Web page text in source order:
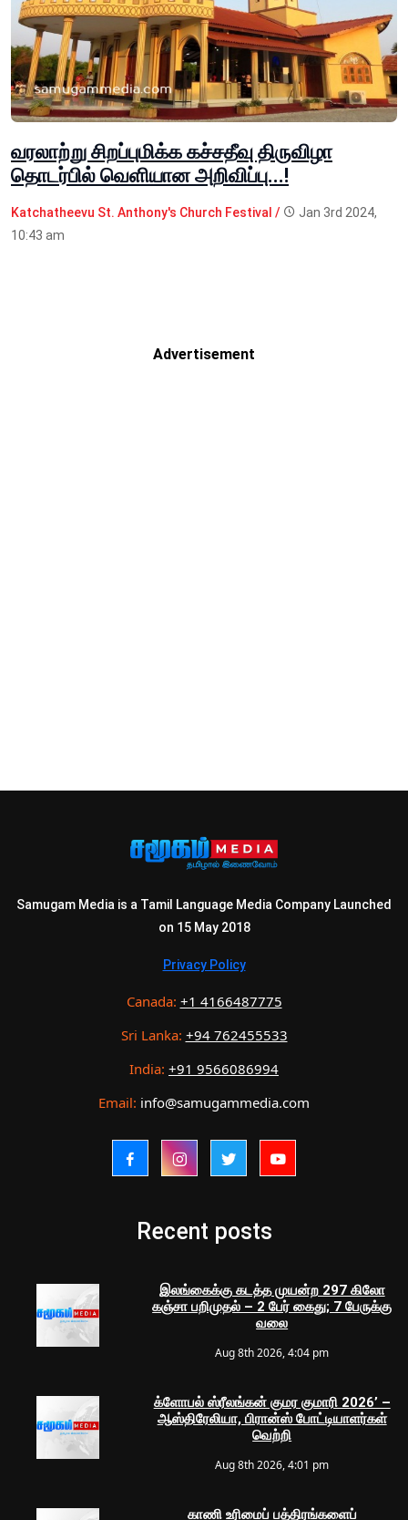
வரலாற்று சிறப்புமிக்க கச்சதீவு திருவிழா
தொடர்பில் வெளியான அறிவிப்பு...!
Katchatheevu St. Anthony's Church Festival /
Jan 3rd 2024,
10:43 am
Advertisement
Samugam Media is a Tamil Language Media Company Launched
on 15 May 2018
Privacy Policy
Canada: +1 4166487775
Sri Lanka: +94 762455533
India: +91 9566086994
Email: info@samugammedia.com
Recent posts
இலங்கைக்கு கடத்த முயன்ற 297 கிலோ
கஞ்சா பறிமுதல் – 2 பேர் கைது; 7 பேருக்கு
வலை
Aug 8th 2026, 4:04 pm
க்ளோபல் ஸ்ரீலங்கன் குமர குமாரி 2026’ –
ஆஸ்திரேலியா, பிரான்ஸ் போட்டியாளர்கள்
வெற்றி
Aug 8th 2026, 4:01 pm
காணி உரிமைப் பத்திரங்களைப்